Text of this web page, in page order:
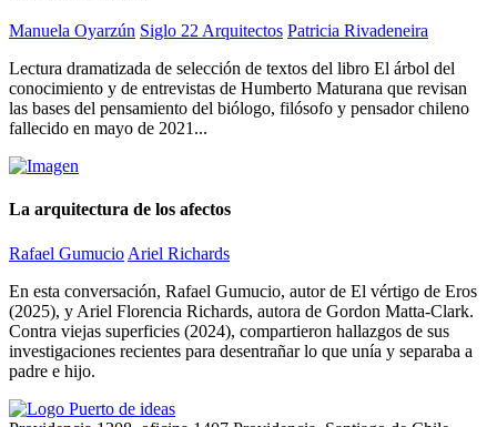
Manuela Oyarzún Siglo 22 Arquitectos Patricia Rivadeneira
Lectura dramatizada de selección de textos del libro El árbol del
conocimiento y de entrevistas de Humberto Maturana que revisan
las bases del pensamiento del biólogo, filósofo y pensador chileno
fallecido en mayo de 2021...
La arquitectura de los afectos
Rafael Gumucio Ariel Richards
En esta conversación, Rafael Gumucio, autor de El vértigo de Eros
(2025), y Ariel Florencia Richards, autora de Gordon Matta-Clark.
Contra viejas superficies (2024), compartieron hallazgos de sus
investigaciones recientes para desentrañar lo que unía y separaba a
padre e hijo.